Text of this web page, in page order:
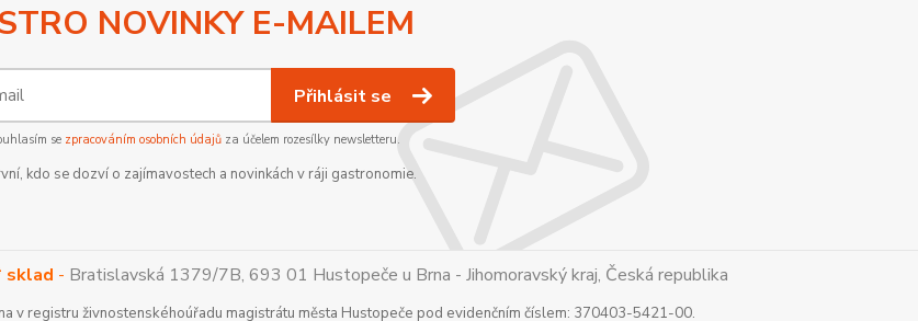
NOVINKY E-MAILEM
Přihlásit se
se zpracováním osobních údajůza účelem rozesílky newsletteru.
kdo se dozví o zajímavostech a novinkách v ráji gastronomie.
sklad - Bratislavská 1379/7B, 693 01 Hustopeče u Brna - Jihomoravský kraj, Česká republika
v registru živnostenskéhoúřadu magistrátu města Hustopeče pod evidenčním číslem: 370403-5421-00.